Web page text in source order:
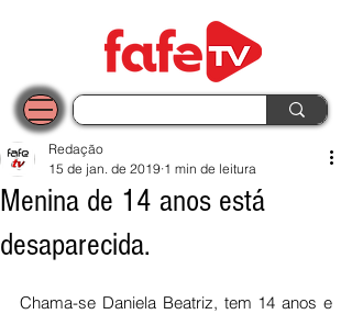
Menina de 14 anos está
desaparecida.
Redação
15 de jan. de 2019 1 min de leitura
Chama-se Daniela Beatriz, tem 14 anos e